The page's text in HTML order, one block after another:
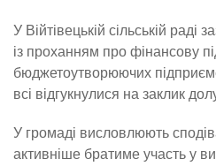
У Війтівецькій сільській раді
із проханням про фінансову
бюджетоутворюючих
всі відгукнулися на заклик
У громаді висловлюють
активніше братиме участь у